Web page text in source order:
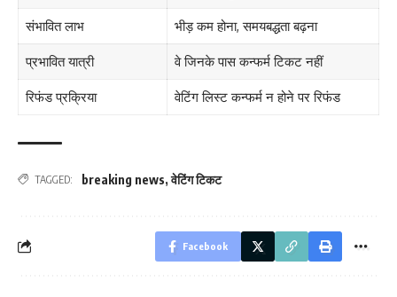
संभावित लाभ भीड़ कम होना, समयबद्धता बढ़ना
प्रभावित यात्री वे जिनके पास कन्फर्म टिकट नहीं
रिफंड प्रक्रिया वेटिंग लिस्ट कन्फर्म न होने पर रिफंड
TAGGED: breaking news,वेटिंग टिकट
Facebook